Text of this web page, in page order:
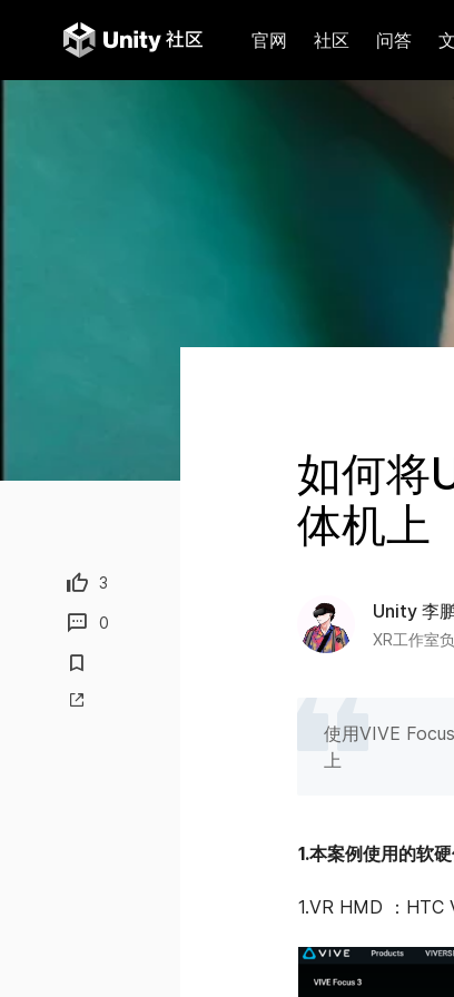
官网 社区 问答
3
0
如何将
体机上
Unity 李
XR工作室
使用VIVE
上
1.本案例使用的软
1.VR HMD ：HTC